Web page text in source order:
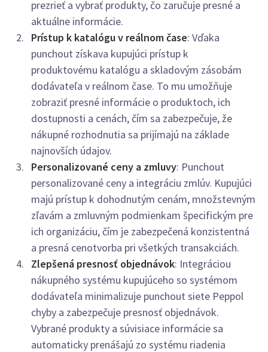
prezrieť a vybrať produkty, čo zaručuje presné a
aktuálne informácie.
Prístup k katalógu v reálnom čase: Vďaka
punchout získava kupujúci prístup k
produktovému katalógu a skladovým zásobám
dodávateľa v reálnom čase. To mu umožňuje
zobraziť presné informácie o produktoch, ich
dostupnosti a cenách, čím sa zabezpečuje, že
nákupné rozhodnutia sa prijímajú na základe
najnovších údajov.
Personalizované ceny a zmluvy: Punchout
personalizované ceny a integráciu zmlúv. Kupujúci
majú prístup k dohodnutým cenám, množstevným
zľavám a zmluvným podmienkam špecifickým pre
ich organizáciu, čím je zabezpečená konzistentná
a presná cenotvorba pri všetkých transakciách.
Zlepšená presnosť objednávok: Integráciou
nákupného systému kupujúceho so systémom
dodávateľa minimalizuje punchout siete Peppol
chyby a zabezpečuje presnosť objednávok.
Vybrané produkty a súvisiace informácie sa
automaticky prenášajú zo systému riadenia